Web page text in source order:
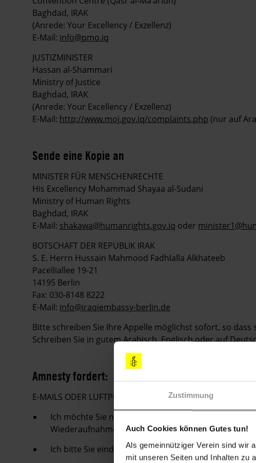
Zustimmung
Auch Cookies können Gutes tun!
Als gemeinnütziger Verein sind wir
mit unseren Seiten und Inhalten zu
Baghdad, IRAK
(Anrede: Your Excellency / Exzellenz)
E-Mail: info@pmo.iq
JUSTIZMINISTER
Hassan al-Shammari
Ministry of Justice
Baghdad, IRAK
(Anrede: Your Excellency / Exzellenz)
E-Mail: http://www.moj.gov.iq/complaints.php (nur auf
Sende eine Kopie an
MINISTER FÜR MENSCHENRECHTE
His Excellency Mohammad Shayaa al-Sudani
Ministry of Human Rights
Baghdad, IRAK
E-Mail: shakawa@humanrights.gov.iq oder
BOTSCHAFT DER REPUBLIK IRAK
S. E. Herrn Hussain Mahmood Fadhlalla Alkhateeb
Pacelliallee 19-21
14195 Berlin
Fax: 030-8148 8222
E-Mail: info@iraqiembassy-berlin.de
Bitte schreiben Sie Ihre Appelle möglichst sofort, so dass
Schreiben Sie in gutem Arabisch, Englisch oder auf
Amnesty fordert:
E-MAILS ODER LUFTPOSTBRIEFE MIT FOLGENDEN
Ich möchte Sie nachdrücklich bitten, Ahmad 'Amr
Wiederaufnahmeverfahren zu gewähren, welches
Ich bitte Sie eindringlich, sein Todesurteil